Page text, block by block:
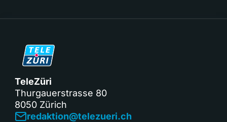
TeleZüri
Thurgauerstrasse 80
8050 Zürich
redaktion@telezueri.ch